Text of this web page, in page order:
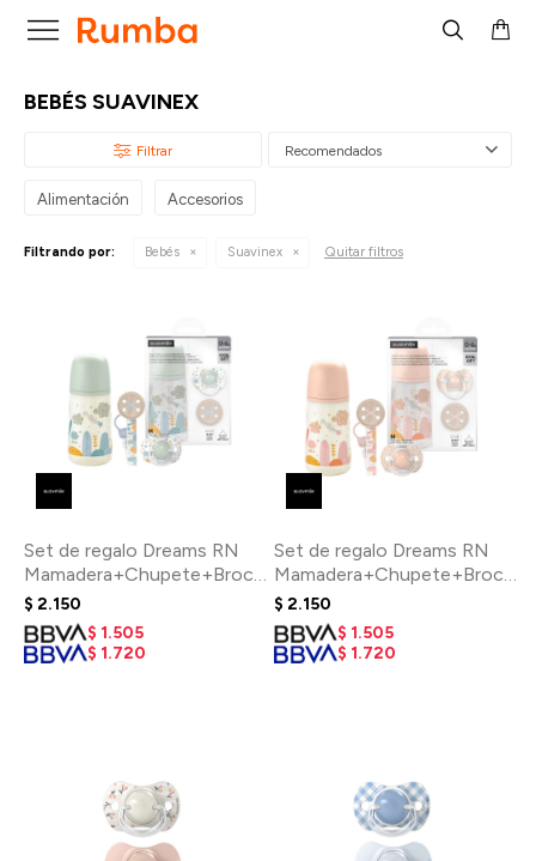

BEBÉS SUAVINEX
Recomendados
Alimentación Accesorios
Filtrando por: Bebés Suavinex Quitar filtros
Set de regalo Dreams RN
Mamadera+Chupete+Broche
cinta - Verde
$ 2.150
$ 1.505
$ 1.720
Set de regalo Dreams RN
Mamadera+Chupete+Broche
cinta - Salmón
$ 2.150
$ 1.505
$ 1.720